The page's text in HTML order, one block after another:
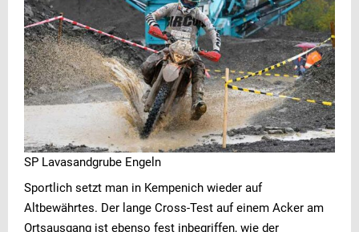
SP Lavasandgrube Engeln
Sportlich setzt man in Kempenich wieder auf
Altbewährtes. Der lange Cross-Test auf einem Acker am
Ortsausgang ist ebenso fest inbegriffen, wie der